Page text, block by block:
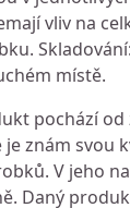
vliv na
místě.
pochází
je znám svou
V jeho
Daný